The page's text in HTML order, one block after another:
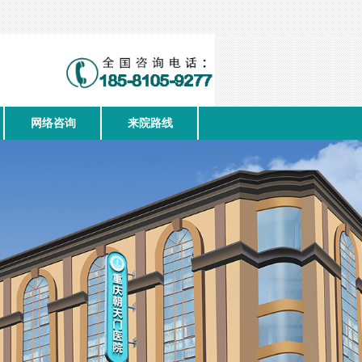
网络咨询 来院路线